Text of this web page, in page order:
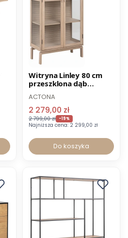
Promocja
Wysyłka 24h
Witryna Linley 80 cm
przeszklona dąb
ACTONA
2 279,00 zł
2 799,00 zł -19%
Najniższa cena: 2 299,00 zł
Do koszyka